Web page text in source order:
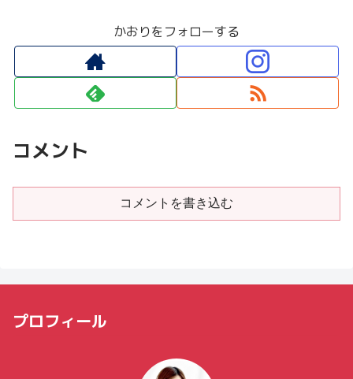
かおりをフォローする
コメント
コメントを書き込む
プロフィール